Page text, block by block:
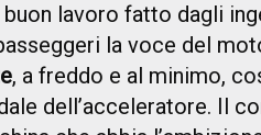
lavoro fatto dagli
la voce del
, a freddo e al minimo,
dell’acceleratore. Il